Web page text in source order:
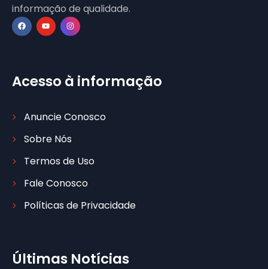
informação de qualidade.
Acesso à informação
Anuncie Conosco
Sobre Nós
Termos de Uso
Fale Conosco
Políticas de Privacidade
Últimas Notícias